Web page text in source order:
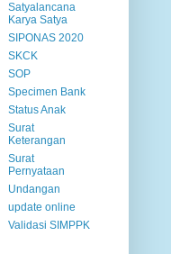
Satyalancana
Karya Satya
SIPONAS 2020
SKCK
SOP
Specimen Bank
Status Anak
Surat
Keterangan
Surat
Pernyataan
Undangan
update online
Validasi SIMPPK